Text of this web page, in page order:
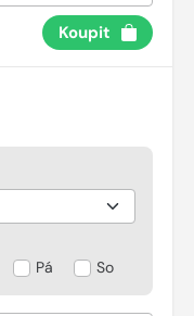
Koupit
Pá So